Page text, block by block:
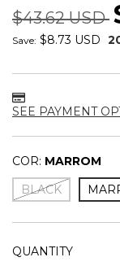
$43.62 USD
Save: $8.73 USD
SEE PAYMENT
COR: MARROM
BLACK
QUANTITY